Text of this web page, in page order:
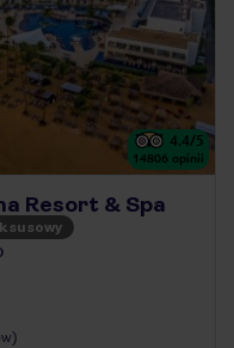
4.4/5
14806 opinii
Resort & Spa